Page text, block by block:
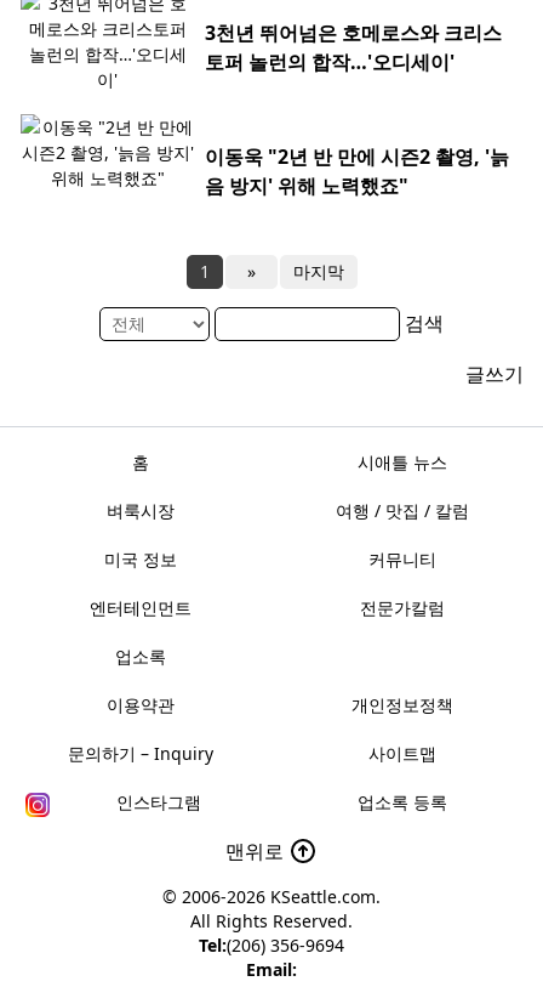
3천년 뛰어넘은 호메로스와 크리스
토퍼 놀런의 합작…'오디세이'
이동욱 "2년 반 만에 시즌2 촬영, '늙
음 방지' 위해 노력했죠"
1 » 마지막
검색
글쓰기
홈 시애틀 뉴스
벼룩시장 여행 / 맛집 / 칼럼
미국 정보 커뮤니티
엔터테인먼트 전문가칼럼
업소록
이용약관 개인정보정책
문의하기 – Inquiry 사이트맵
인스타그램 업소록 등록
맨위로
© 2006-2026 KSeattle.com.
All Rights Reserved.
Tel:(206) 356-9694
Email: